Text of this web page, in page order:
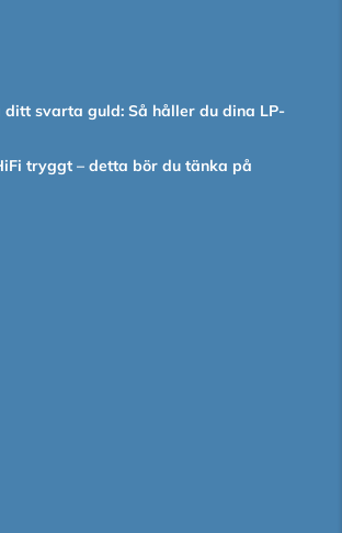
ditt svarta guld: Så håller du dina LP-
tryggt – detta bör du tänka på